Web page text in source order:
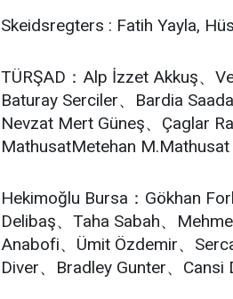
Skeidsregters : Fatih Yayla,
TÜRŞAD：Alp İzzet Akkuş、
Baturay Serciler、Bardia
Nevzat Mert Güneş、Çaglar
MathusatMetehan M.Mathusat
Hekimoğlu Bursa：Gökhan
Delibaş、Taha Sabah、
Anabofi、Ümit Özdemir、
Diver、Bradley Gunter、Cansi